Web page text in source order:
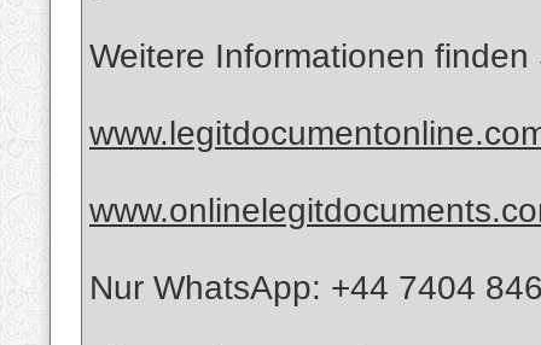
Weitere Informationen
Nur WhatsApp: +44 7404